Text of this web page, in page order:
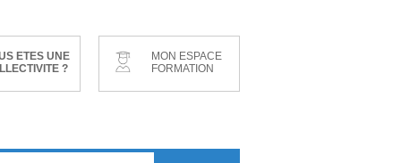
ETES UNE
?
MON ESPACE
FORMATION